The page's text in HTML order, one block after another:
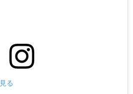
る